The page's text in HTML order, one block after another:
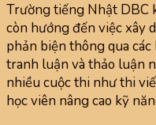
Trường tiếng Nhật DBC
còn hướng đến việc xây
phản biện thông qua
tranh luận và thảo luận
nhiều cuộc thi như thi
học viên nâng cao kỹ